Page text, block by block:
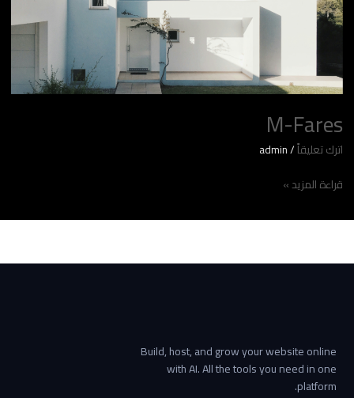
M-Fares
اترك تعليقاً/
admin
قراءة المزيد »
Build, host, and grow your website online
with AI. All the tools you need in one
platform.